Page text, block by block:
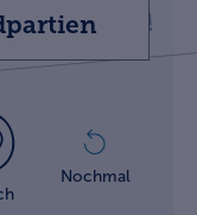
Wohltaten!
Nochmal